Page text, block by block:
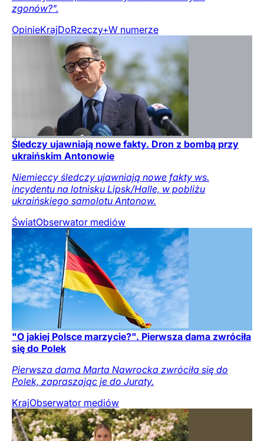
zgonów?".
OpinieKrajDoRzeczy+W numerze
Śledczy ujawniają nowe fakty. Dron z bombą przy
ukraińskim Antonowie
Niemieccy śledczy ujawniają nowe fakty ws.
incydentu na lotnisku Lipsk/Halle, w pobliżu
ukraińskiego samolotu Antonow.
ŚwiatObserwator mediów
"O jakiej Polsce marzycie?". Pierwsza dama zwróciła
się do Polek
Pierwsza dama Marta Nawrocka zwróciła się do
Polek, zapraszając je do Juraty.
KrajObserwator mediów